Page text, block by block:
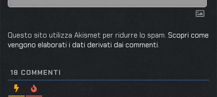
Questo sito utilizza Akismet per ridurre lo spam. Scopri come
vengono elaborati i dati derivati dai commenti.
18 COMMENTI